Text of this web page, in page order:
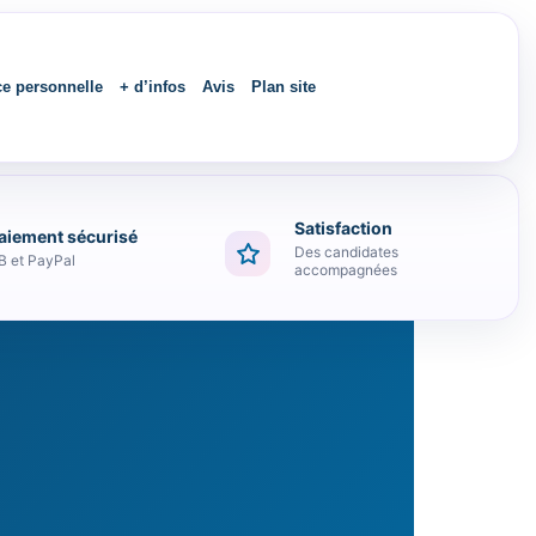
personnelle + d’infos Avis Plan site
sécurisé
et PayPal
Satisfaction
Des candidates
accompagnées